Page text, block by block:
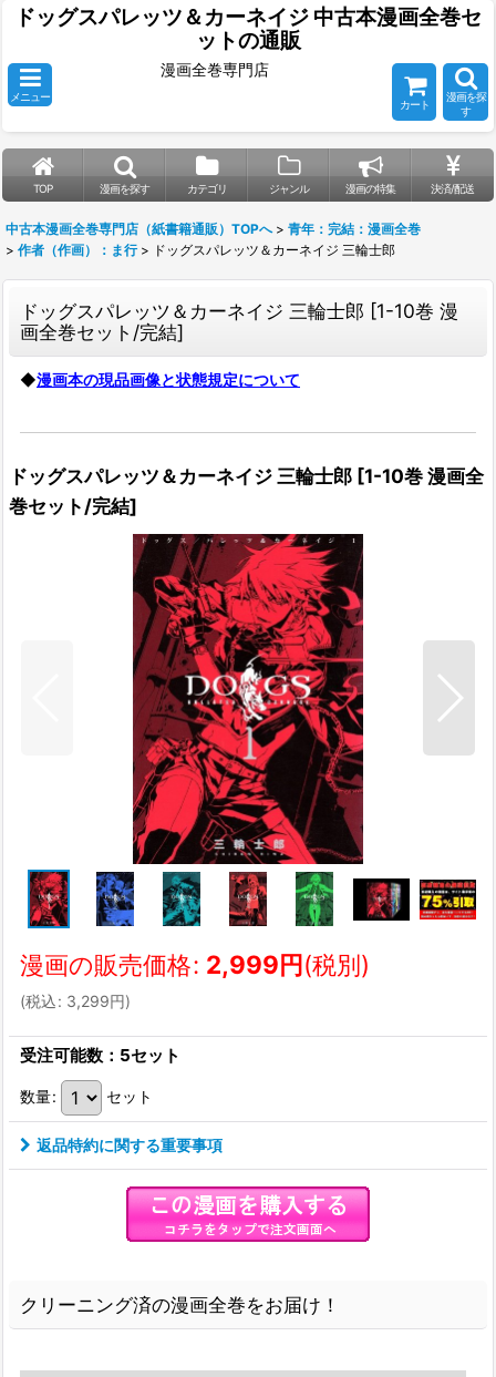
ドッグスパレッツ＆カーネイジ 中古本漫画全巻セ
ットの通販
メニュー
漫画全巻専門店
カート
漫画を探
す
TOP 漫画を探す カテゴリ ジャンル 漫画の特集 決済/配送
中古本漫画全巻専門店（紙書籍通販）TOPへ > 青年：完結：漫画全巻
> 作者（作画）：ま行 > ドッグスパレッツ＆カーネイジ 三輪士郎
ドッグスパレッツ＆カーネイジ 三輪士郎 [1-10巻 漫
画全巻セット/完結]
◆漫画本の現品画像と状態規定について
ドッグスパレッツ＆カーネイジ 三輪士郎 [1-10巻 漫画全
巻セット/完結]
漫画の販売価格: 2,999円(税別)
(税込: 3,299円)
受注可能数：5セット
数量: セット
返品特約に関する重要事項
クリーニング済の漫画全巻をお届け！